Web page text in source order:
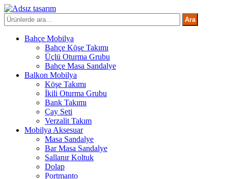
İçeriğe
atla
Ara: Ara
Bahçe Mobilya
Bahçe Köşe Takımı
Üçlü Oturma Grubu
Bahçe Masa Sandalye
Balkon Mobilya
Köşe Takımı
İkili Oturma Grubu
Bank Takımı
Çay Seti
Verzalit Takım
Mobilya Aksesuar
Masa Sandalye
Bar Masa Sandalye
Sallanır Koltuk
Dolap
Portmanto